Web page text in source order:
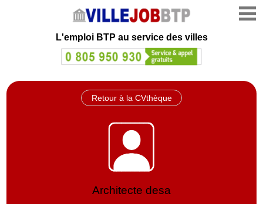
L'emploi BTP au service des villes
Retour à la CVthèque
Architecte desa